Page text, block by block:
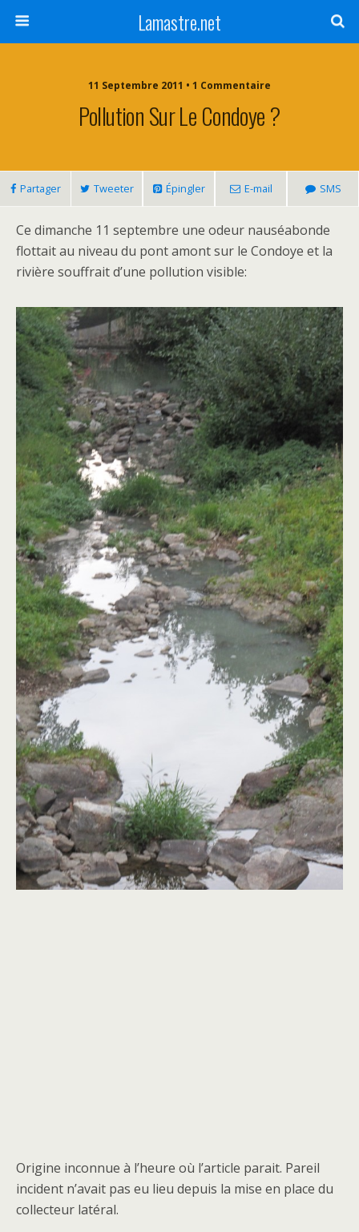
Lamastre.net
11 Septembre 2011 • 1 Commentaire
Pollution Sur Le Condoye ?
Partager Tweeter Épingler E-mail SMS
Ce dimanche 11 septembre une odeur nauséabonde
flottait au niveau du pont amont sur le Condoye et la
rivière souffrait d’une pollution visible:
Origine inconnue à l’heure où l’article parait. Pareil
incident n’avait pas eu lieu depuis la mise en place du
collecteur latéral.